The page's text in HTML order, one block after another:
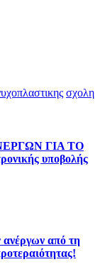
σχολη
ΓΙΑ ΤΟ
υποβολής
ανέργων από τη